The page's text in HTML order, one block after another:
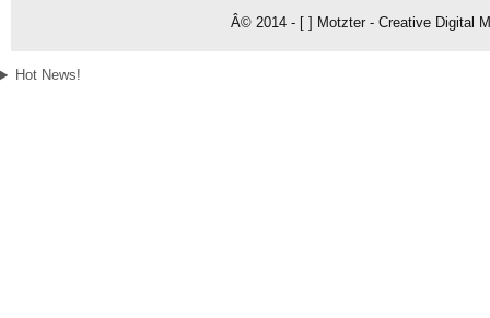
Â© 2014 - [ ] Motzter - Creative Digital
Hot News!